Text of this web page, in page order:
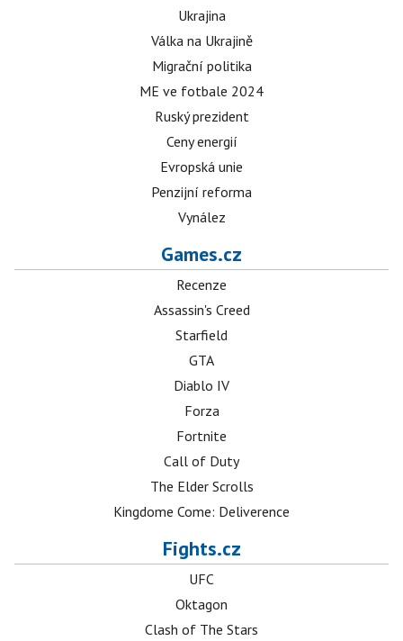
Ukrajina
Válka na Ukrajině
Migrační politika
ME ve fotbale 2024
Ruský prezident
Ceny energií
Evropská unie
Penzijní reforma
Vynález
Games.cz
Recenze
Assassin's Creed
Starfield
GTA
Diablo IV
Forza
Fortnite
Call of Duty
The Elder Scrolls
Kingdome Come: Deliverence
Fights.cz
UFC
Oktagon
Clash of The Stars